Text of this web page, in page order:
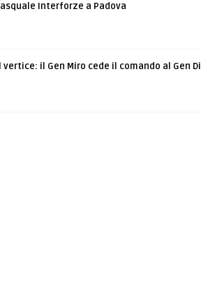
Interforze a Padova
vertice: il Gen Miro cede il comando al Gen Di